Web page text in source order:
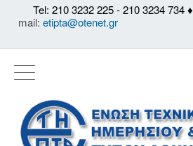
Tel: 210 3232 225 - 210 3234 734 ♦
mail: etipta@otenet.gr